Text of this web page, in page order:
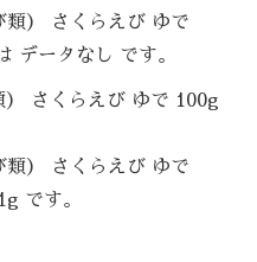
類） さくらえび ゆで
データなし です。
さくらえび ゆで 100g
類） さくらえび ゆで
です。